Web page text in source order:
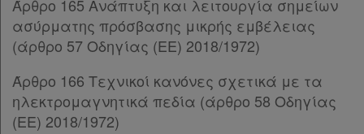
Παρ.2
Παρ.3
Παρ.4
Παρ.5
Άρθρο 98Β [-]
Παρ.1
Άρθρο 165 Ανάπτυξη και λειτουργία σημείων
ασύρματης πρόσβασης μικρής εμβέλειας
(άρθρο 57 Οδηγίας (ΕΕ) 2018/1972)
Άρθρο 166 Τεχνικοί κανόνες σχετικά με τα
ηλεκτρομαγνητικά πεδία (άρθρο 58 Οδηγίας
(ΕΕ) 2018/1972)